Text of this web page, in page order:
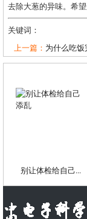
去除大葱的异味。希
关键词：
上一篇： 为什么吃
别让体检给自己...